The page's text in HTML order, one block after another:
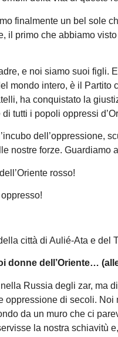
finalmente un bel sole
il primo che abbiamo
e noi siamo suoi figli.
mondo intero, è il
ha conquistato la
tutti i popoli oppressi
dell’oppressione,
nostre forze. Guardiamo
rosso!
città di Aulié-Ata e del
donne dell’Oriente…
Russia degli zar, ma
oppressione di secoli.
da un muro che ci
la nostra schiavitù